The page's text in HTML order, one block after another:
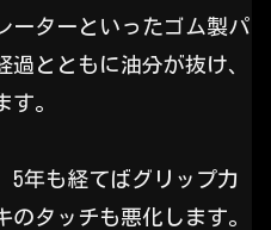
ーターといったゴム製パ
とともに油分が抜け、
。
5年も経てばグリップ力
タッチも悪化します。